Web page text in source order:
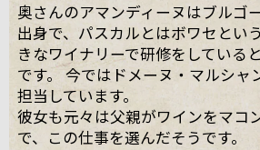
奥さんのアマンディーヌはブルゴ
出身で、パスカルとはボワセとい
きなワイナリーで研修をしている
です。 今ではドメーヌ・マルシャ
担当しています。
彼女も元々は父親がワインをマコ
で、この仕事を選んだそうです。